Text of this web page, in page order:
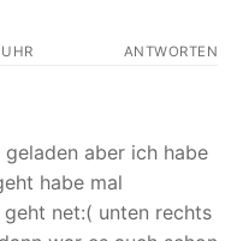
ANTWORTEN
aber ich habe
habe mal
net:( unten rechts